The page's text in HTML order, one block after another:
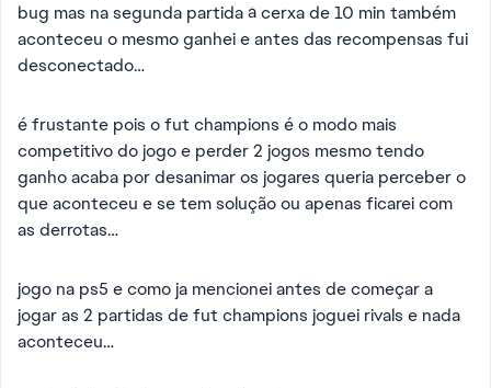
bug mas na segunda partida á cerxa de 10 min também
aconteceu o mesmo ganhei e antes das recompensas fui
desconectado…
é frustante pois o fut champions é o modo mais
competitivo do jogo e perder 2 jogos mesmo tendo
ganho acaba por desanimar os jogares queria perceber o
que aconteceu e se tem solução ou apenas ficarei com
as derrotas…
jogo na ps5 e como ja mencionei antes de começar a
jogar as 2 partidas de fut champions joguei rivals e nada
aconteceu…